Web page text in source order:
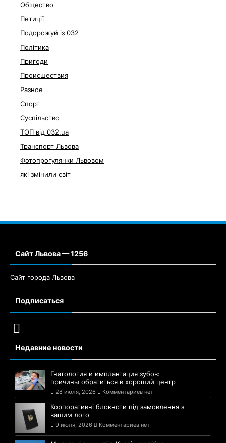
Общество
Петиції
Подорожуй із 032
Політика
Пригоди
Происшествия
Разное
Спорт
Суспільство
ТОП від 032.ua
Транспорт Львова
Фотопрогулянки Львовом
які змінили світ
Сайт Львова — 1256
Сайт города Львова
Подписаться
Недавние новости
Гнатология и имплантация зубов:
причины обратиться в хороший центр
28 июля, 2026 Комментариев нет
Корпоративні блокноти під замовлення з
вашим лого
9 июля, 2026 Комментариев нет